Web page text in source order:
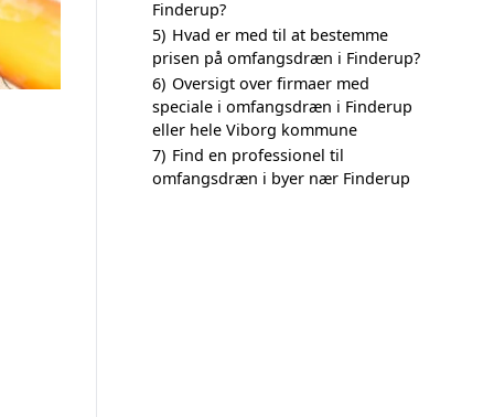
Finderup?
5) Hvad er med til at bestemme
prisen på omfangsdræn i Finderup?
6) Oversigt over firmaer med
speciale i omfangsdræn i Finderup
eller hele Viborg kommune
7) Find en professionel til
omfangsdræn i byer nær Finderup